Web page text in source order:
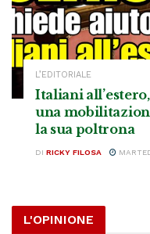
L’EDITORIALE
Italiani
una
la sua poltrona
DI RICKY FILOSA
L'OPINIONE